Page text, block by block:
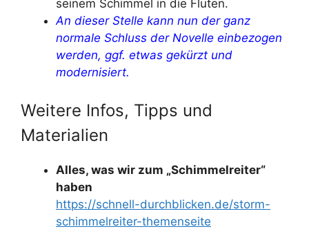
seinem Schimmel in die Fluten.
An dieser Stelle kann nun der ganz
normale Schluss der Novelle einbezogen
werden, ggf. etwas gekürzt und
modernisiert.
Weitere Infos, Tipps und
Materialien
Alles, was wir zum „Schimmelreiter“
haben
https://schnell-durchblicken.de/storm-
schimmelreiter-themenseite